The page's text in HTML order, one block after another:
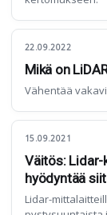
22.09.2022
Mikä on
Vähentää
15.09.2021
Väitös:
hyödyntää
Lidar-